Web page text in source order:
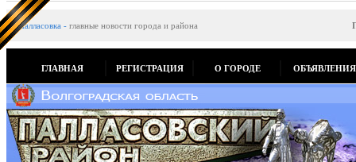
Палласовка - главные новости города и района
ГЛАВНАЯ РЕГИСТРАЦИЯ О ГОРОДЕ ОБЪЯВЛЕНИЯ